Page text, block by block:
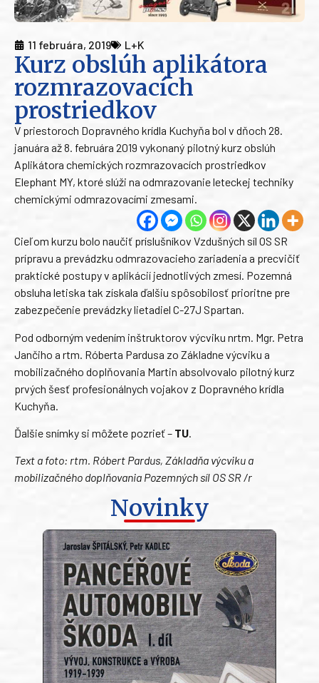
11 februára, 2019 L+K
Kurz obslúh aplikátora
rozmrazovacích
prostriedkov
V priestoroch Dopravného krídla Kuchyňa bol v dňoch 28.
januára až 8. februára 2019 vykonaný pilotný kurz obslúh
Aplikátora chemických rozmrazovacích prostriedkov
Elephant MY, ktoré slúži na odmrazovanie leteckej techniky
chemickými odmrazovacími zmesami.
Cieľom kurzu bolo naučiť príslušníkov Vzdušných síl OS SR
prípravu a prevádzku odmrazovacieho zariadenia a precvičiť
praktické postupy v aplikácií jednotlivých zmesí. Pozemná
obsluha letiska tak získala ďalšiu spôsobilosť prioritne pre
zabezpečenie prevádzky lietadiel C-27J Spartan.
Pod odborným vedením inštruktorov výcviku nrtm. Mgr. Petra
Jančiho a rtm. Róberta Pardusa zo Základne výcviku a
mobilizačného doplňovania Martin absolvovalo pilotný kurz
prvých šesť profesionálnych vojakov z Dopravného krídla
Kuchyňa.
Ďalšie snímky si môžete pozrieť – TU.
Text a foto: rtm. Róbert Pardus, Základňa výcviku a
mobilizačného doplňovania Pozemných síl OS SR /r
Novinky